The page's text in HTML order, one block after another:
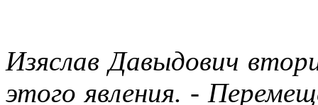
Изяслав Давыдович
этого явления. -